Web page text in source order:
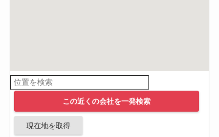
この近くの会社を一発検索
現在地を取得